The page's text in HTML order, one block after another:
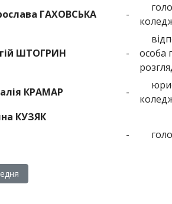
ГАХОВСЬКА
-
ШТОГРИН -
особа
КРАМАР
-
КУЗЯК
-
стаття: Перелік документів на вступ